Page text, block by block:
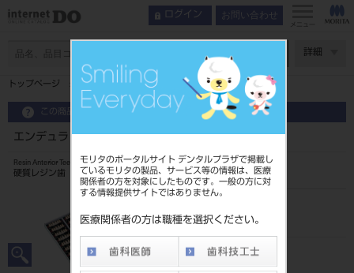
モリタのポータルサイト デンタルプラザで掲載し
ているモリタの製品、サービス等の情報は、医療
関係者の方を対象にしたものです。一般の方に対
する情報提供サイトではありません。
医療関係者の方は職種を選択ください。
ログイン お問い合わせ
メニュー
詳細
トップページ エンデュラ アンテリオ 6歯 A1 HC3U
この商品に関するお問い合わせ
エンデュラ アンテリオ 6歯 A1 HC3U
Resin Anterior Teeth
硬質レジン歯
204350065HC3U
JAN/EANコード